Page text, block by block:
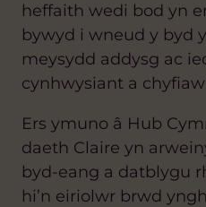
heffaith wedi bod yn
bywyd i wneud y byd
meysydd addysg ac
cynhwysiant a
Ers ymuno â Hub
daeth Claire yn
byd-eang a datblygu
hi’n eiriolwr brwd